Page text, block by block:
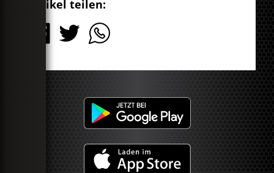
Artikel teilen: